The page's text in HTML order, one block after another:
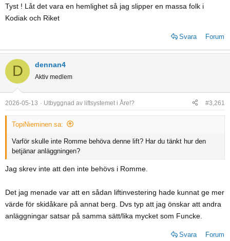
Tyst ! Låt det vara en hemlighet så jag slipper en massa folk i
Kodiak och Riket
Svara Forum
D dennan4
Aktiv medlem
2026-05-13 Utbyggnad av liftsystemet i Åre!? #3,261
TopiNieminen sa:
Varför skulle inte Romme behöva denne lift? Har du tänkt hur den
betjänar anläggningen?
Jag skrev inte att den inte behövs i Romme.
Det jag menade var att en sådan liftinvestering hade kunnat ge mer
värde för skidåkare på annat berg. Dvs typ att jag önskar att andra
anläggningar satsar på samma sätt/lika mycket som Funcke.
Svara Forum